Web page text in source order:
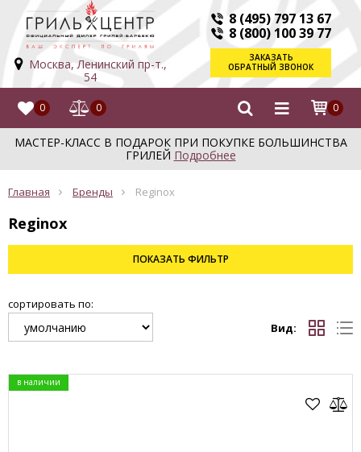
Москва, Ленинский пр-т.,
54
8 (495) 797 13 67
8 (800) 100 39 77
ЗАКАЗАТЬ
ОБРАТНЫЙ ЗВОНОК
0 0 0
МАСТЕР-КЛАСС В ПОДАРОК ПРИ ПОКУПКЕ БОЛЬШИНСТВА
ГРИЛЕЙ Подробнее
Главная Бренды Reginox
Reginox
ПОКАЗАТЬ ФИЛЬТР
сортировать по:
Вид:
в наличии